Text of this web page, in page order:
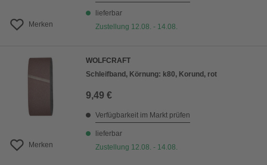
Merken
lieferbar
Zustellung 12.08. - 14.08.
Merken
WOLFCRAFT
Schleifband, Körnung: k80, Korund, rot
9,49 €
Verfügbarkeit im Markt prüfen
lieferbar
Zustellung 12.08. - 14.08.